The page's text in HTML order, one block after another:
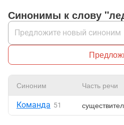
Синонимы к слову
Синоним Часть речи
Команда 51